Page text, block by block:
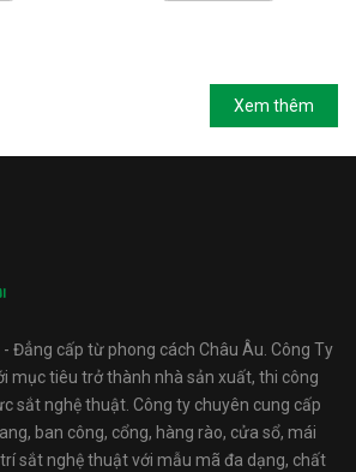
Xem thêm
Đẳng cấp từ phong cách Châu Âu. Công Ty
mục tiêu trở thành nhà sản xuất, thi công
sắt nghệ thuật. Công ty chuyên cung cấp
ban công, cổng, hàng rào, cửa sổ, mái
sắt nghệ thuật với mẫu mã đa dạng, chất